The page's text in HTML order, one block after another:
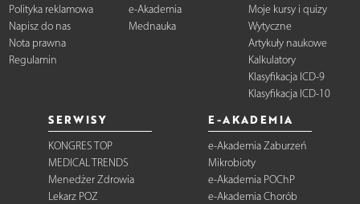
Polityka reklamowa
Napisz do nas
Nota prawna
Regulamin
e-Akademia
Mednauka
Moje kursy i quizy
Wytyczne
Artykuły naukowe
Kalkulatory
Klasyfikacja ICD-9
Klasyfikacja ICD-10
SERWISY
KONGRES TOP
MEDICAL TRENDS
Menedżer Zdrowia
Lekarz POZ
E-AKADEMIA
e-Akademia Zaburzeń
Mikrobioty
e-Akademia POChP
e-Akademia Chorób